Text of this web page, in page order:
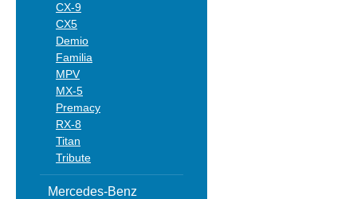
CX-9
CX5
Demio
Familia
MPV
MX-5
Premacy
RX-8
Titan
Tribute
Mercedes-Benz